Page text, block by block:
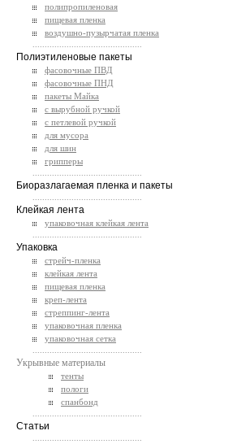
полипропиленовая
пищевая пленка
воздушно-пузырчатая пленка
Полиэтиленовые пакеты
фасовочные ПВД
фасовочные ПНД
пакеты Майка
с вырубной ручкой
с петлевой ручкой
для мусора
для шин
грипперы
Биоразлагаемая пленка и пакеты
Клейкая лента
упаковочная клейкая лента
Упаковка
стрейч-пленка
клейкая лента
пищевая пленка
креп-лента
стреппинг-лента
упаковочная пленка
упаковочная сетка
Укрывные материалы
тенты
пологи
спанбонд
Статьи